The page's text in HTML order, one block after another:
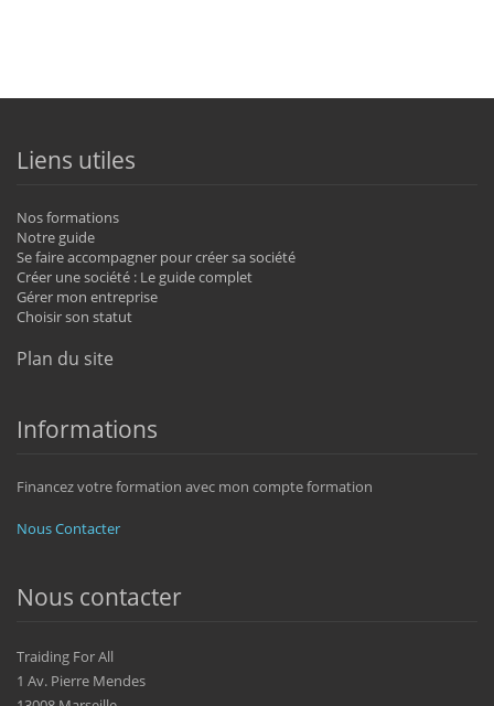
Liens utiles
Nos formations
Notre guide
Se faire accompagner pour créer sa société
Créer une société : Le guide complet
Gérer mon entreprise
Choisir son statut
Plan du site
Informations
Financez votre formation avec mon compte formation
Nous Contacter
Nous contacter
Traiding For All
1 Av. Pierre Mendes